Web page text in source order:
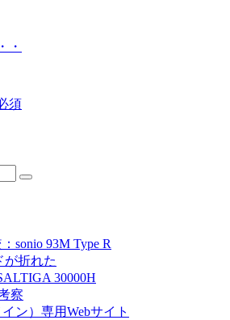
・
須
sonio 93M Type R
が折れた
30000H
察
ン）専用Webサイト